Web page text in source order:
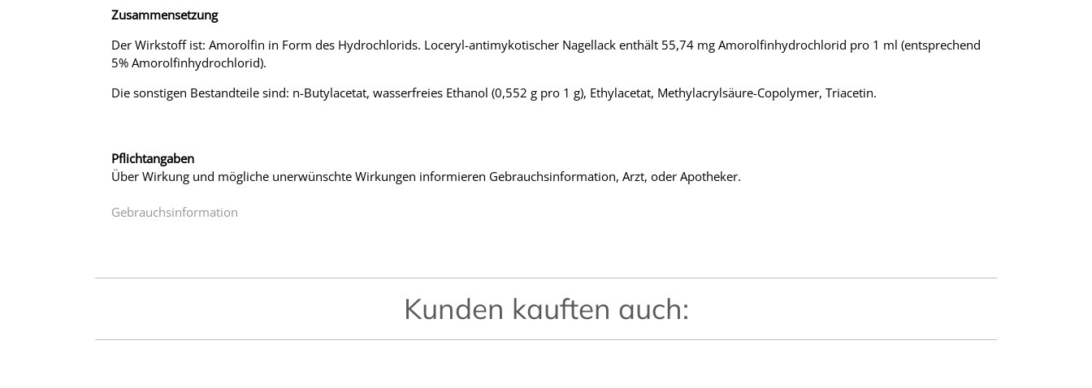
Zusammensetzung
Der Wirkstoff ist: Amorolfin in Form des Hydrochlorids. Loceryl-antimykotischer Nagellack enthält 55,74 mg Amorolfinhydrochlorid pro 1 ml (entsprechend
5% Amorolfinhydrochlorid).
Die sonstigen Bestandteile sind: n-Butylacetat, wasserfreies Ethanol (0,552 g pro 1 g), Ethylacetat, Methylacrylsäure-Copolymer, Triacetin.
Pflichtangaben
Über Wirkung und mögliche unerwünschte Wirkungen informieren Gebrauchsinformation, Arzt, oder Apotheker.
Gebrauchsinformation
Kunden kauften auch: